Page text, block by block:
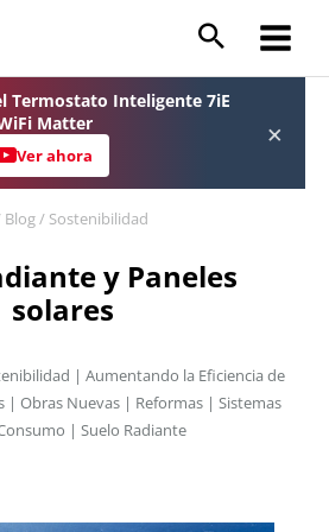
Main
Termostato Inteligente 7iE
Matter
Ver ahora
×
Blog/ Sostenibilidad
y Paneles
solares
| Aumentando la Eficiencia de
| Obras Nuevas | Reformas | Sistemas
| Suelo Radiante